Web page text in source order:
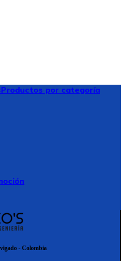
Productos por categoría
- Colombia